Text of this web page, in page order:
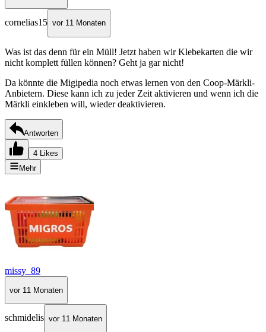
cornelias15 vor 11 Monaten
Was ist das denn für ein Müll! Jetzt haben wir Klebekarten die wir
nicht komplett füllen können? Geht ja gar nicht!
Da könnte die Migipedia noch etwas lernen von den Coop-Märkli-
Anbietern. Diese kann ich zu jeder Zeit aktivieren und wenn ich die
Märkli einkleben will, wieder deaktivieren.
Antworten
4 Likes
Mehr
missy_89
vor 11 Monaten
schmidelis vor 11 Monaten